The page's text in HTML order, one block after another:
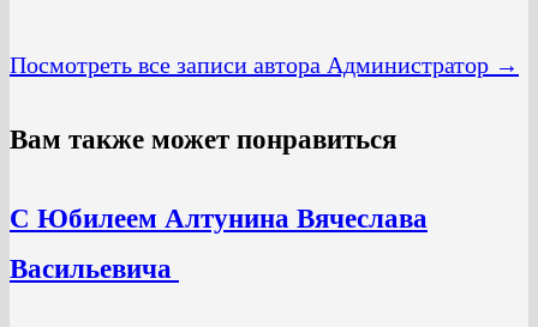
Посмотреть все записи автора Администратор →
Вам также может понравиться
C Юбилеем Алтунина Вячеслава
Васильевича